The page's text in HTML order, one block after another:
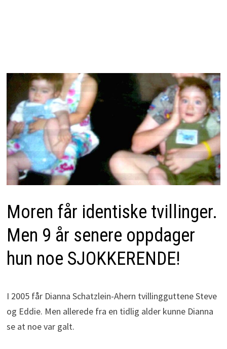
Moren får identiske tvillinger.
Men 9 år senere oppdager
hun noe SJOKKERENDE!
I 2005 får Dianna Schatzlein-Ahern tvillingguttene Steve
og Eddie. Men allerede fra en tidlig alder kunne Dianna
se at noe var galt.